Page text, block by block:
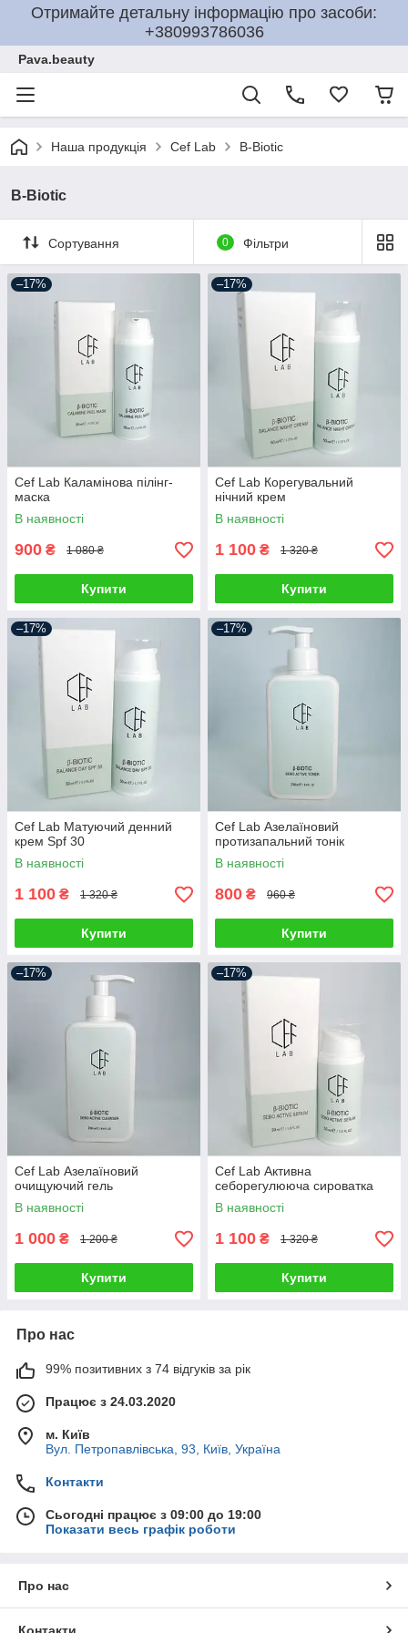
Отримайте детальну інформацію про засоби:
+380993786036
Pava.beauty
Наша продукція Cef Lab Β-Biotic
Β-Biotic
Сортування 0 Фільтри
–17%
Cef Lab Каламінова пілінг-
маска
В наявності
900 ₴ 1 080 ₴
Купити
–17%
Cef Lab Корегувальний
нічний крем
В наявності
1 100 ₴ 1 320 ₴
Купити
–17%
Cef Lab Матуючий денний
крем Spf 30
В наявності
1 100 ₴ 1 320 ₴
Купити
–17%
Cef Lab Азелаїновий
протизапальний тонік
В наявності
800 ₴ 960 ₴
Купити
–17%
Cef Lab Азелаїновий
очищуючий гель
В наявності
1 000 ₴ 1 200 ₴
Купити
–17%
Cef Lab Активна
себорегулююча сироватка
В наявності
1 100 ₴ 1 320 ₴
Купити
Про нас
99% позитивних з 74 відгуків за рік
Працює з 24.03.2020
м. Київ
Вул. Петропавлівська, 93, Київ, Україна
Контакти
Сьогодні працює з 09:00 до 19:00
Показати весь графік роботи
Про нас